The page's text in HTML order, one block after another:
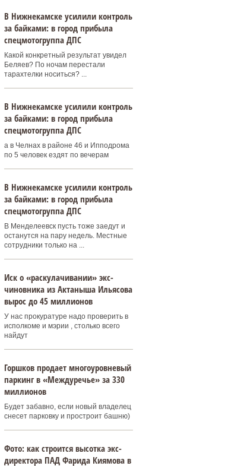
В Нижнекамске усилили контроль
за байками: в город прибыла
спецмотогруппа ДПС
Какой конкретный результат увидел
Беляев? По ночам перестали
тарахтелки носиться? ...
В Нижнекамске усилили контроль
за байками: в город прибыла
спецмотогруппа ДПС
а в Челнах в районе 46 и Ипподрома
по 5 человек ездят по вечерам
В Нижнекамске усилили контроль
за байками: в город прибыла
спецмотогруппа ДПС
В Менделеевск пусть тоже заедут и
останутся на пару недель. Местные
сотрудники только на ...
Иск о «раскулачивании» экс-
чиновника из Актаныша Ильясова
вырос до 45 миллионов
У нас прокуратуре надо проверить в
исполкоме и мэрии , столько всего
найдут
Горшков продает многоуровневый
паркинг в «Междуречье» за 330
миллионов
Будет забавно, если новый владелец
снесет парковку и простроит башню)
Фото: как строится высотка экс-
директора ПАД Фарида Киямова в